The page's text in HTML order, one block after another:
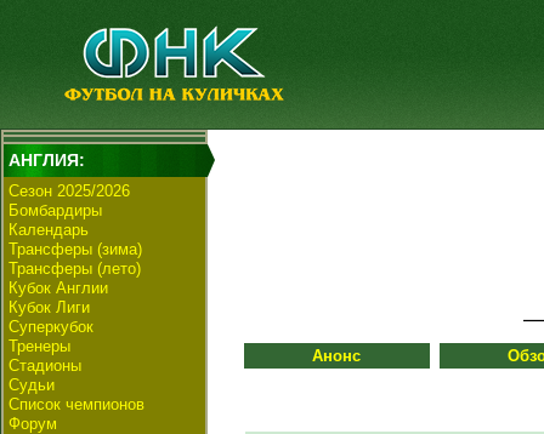
АНГЛИЯ:
Сезон 2025/2026
Бомбардиры
Календарь
Трансферы (зима)
Трансферы (лето)
Кубок Англии
Кубок Лиги
Суперкубок
Тренеры
Стадионы
Судьи
Список чемпионов
Форум
Анонс